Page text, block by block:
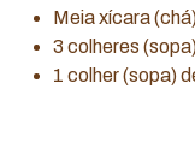
Meia xícara
3 colheres
1 colher (sopa)